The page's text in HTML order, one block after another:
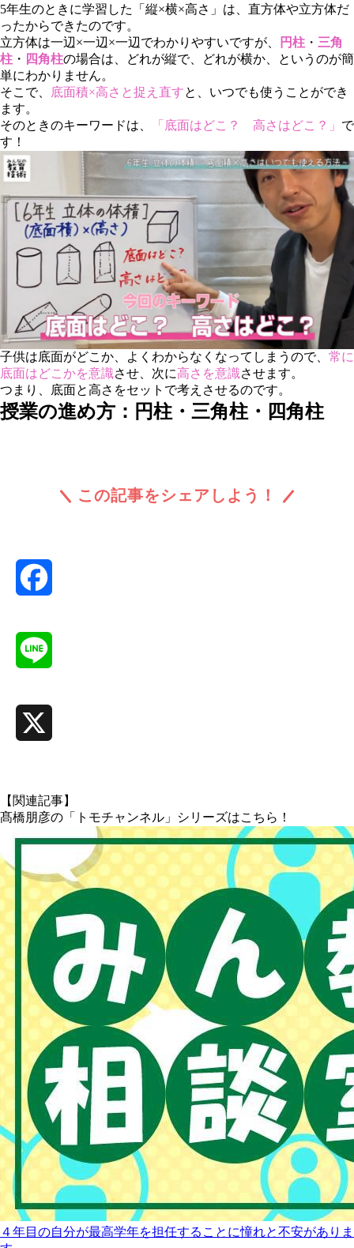
5年生のときに学習した「縦×横×高さ」は、直方体や立方体だ
ったからできたのです。
立方体は一辺×一辺×一辺でわかりやすいですが、
円柱 ・ 三角
柱 ・ 四角柱の場合は、どれが縦で、どれが横か、というのが簡
単にわかりません。
そこで、
底面積×高さと捉え直すと、いつでも使うことができ
ます。
そのときのキーワードは、
「底面はどこ？ 高さはどこ？」 で
す！
子供は底面がどこか、よくわからなくなってしまうので、 常に
底面はどこかを意識させ、次に高さを意識させます。
つまり、底面と高さをセットで考えさせるのです。
授業の進め方：円柱・三角柱・四角柱
この記事をシェアしよう！
【関連記事】
髙橋朋彦の「トモチャンネル」シリーズはこちら！
４年目の自分が最高学年を担任することに憧れと不安がありま